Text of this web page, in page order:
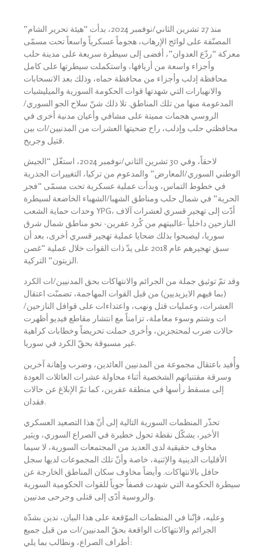
منذ 27 تشرين الثاني/نوفمبر 2024، بدأت “هيئة تحرير الشام”
المصنّفة على لوائح الإرهاب، هجوماً عسكرياً واسعاً تحت مسمّى
معركة “ردّع العدوان”، أفضى إلى سيطرة سريعة على مدينة حلب
وأجزاء واسعة من أريافها، واستكملت سيطرتها على كامل
محافظة إدلب وأجزاء من محافظة حماه، وذلك بعد الانسحابات
والانهيارات التي شهدتها قوات الحكومة السورية والميليشيات
المدعومة منها من تلك المناطق. تلا ذلك شنّ سلاح الجو السوري/
الروسي هجمات مميتة على مشافي وأعيان مدنية أخرى في
محافظتي حلب وإدلب، راح ضحيتها العشرات من المدنيين/ات بين
قتيل وجريح.
لاحقاً، وفي 30 تشرين الثاني/نوفمبر 2024، استغّل “الجيش
الوطني السوري/المعارض” والمدعوم من تركيا، التغييرات الجذرية
في خطوط التماس، وبدأت عملية عسكرية تحت مسمّى “فجر
الحرية” في شمال حلب ومناطق الشهبا/الشهباء الخاضعة لسيطرة
وحدات حماية الشعب YPG، أدّت إلى تهجير قسري لعشرات آلاف
النازحين داخلياً -غالبيتهم من كُرد عفرين- نحو مناطق شمال شرق
سوريا، ليصبحوا بذلك ضحايا عملية تهجير قسري أخرى، بعد أن
سبق تهجيرهم عام 2018 على يدّ ذات القوات خلال عملية “غصن
الزيتون” التركية.
وقد تمّ توثيق جملة من الجرائم والانتهاكات بحق المدنيين/ات الكرد
(بما فيهم الايزيديين) من قبل القوات المهاجمة، تضمنّت اعتقال
العشرات، وعمليات قتل ونهب، واعتداءات على قوافل النازحين/
ات وشتم وسوء معاملة، تزامناً مع انتشار مقاطع فيديو أظهرت
حالات ضرب لمحتجزين، وأخرى حملت تحريضاً وخطابات كراهية
غير مسبوقة بحقّ الكرد في سوريا.
وأُفيد باعتقال مجموعة من المدنيين العائدين، وضرب وإهانة آخرين
وسرقة مقتنياتهم الشخصية أثناء محاولة عشرات العائلات العودة
إلى مسقط رأسها في منطقة عفرين، كما تمّ الإبلاغ عن حالات
فقدان.
تحذّر المنظمات السورية التالية إلى أنّ هذا التصعيد العسكري
الأخير، يشكّل نقطة تحول خطيرة في الصراع السوري، ويثير
مخاوف حقيقية لدى العديد من المجتمعات السورية، لا سيما
الأقليات الدينية والإثنية، خاصة وأنّ تلك المجموعات لديها سجل
حافل بالانتهاكات. وأيضاً مخاوف سكان المناطق الخارجة عن
سيطرة الحكومة التي شهدت قصفاً جوياً للقوات الحكومية السورية
والروسية أدّى إلى قتلى وجرحى مدنيين.
وعليه، فإنّنا في المنظمات الموّقعة على هذا البيان، ندين بشدّة
الجرائم والانتهاكات الواقعة بحقّ المدنيين/ات من قبل جميع
أطراف الصراع، ونطالب بما يلي: